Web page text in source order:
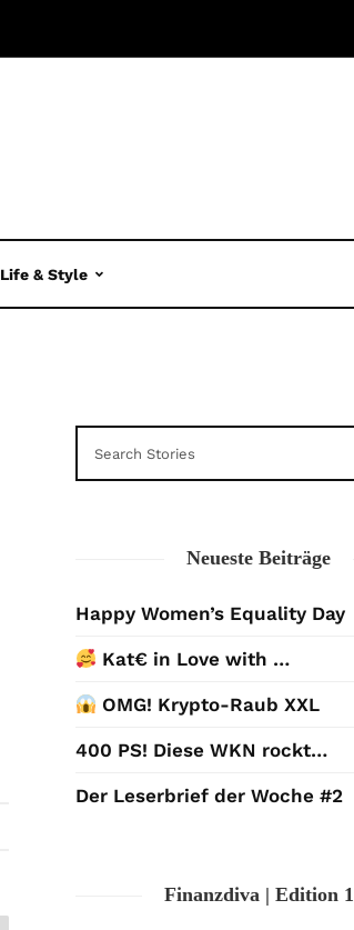
Life & Style
Neueste Beiträge
Happy Women’s Equality Day
Kat€ in Love with …
OMG! Krypto-Raub XXL
400 PS! Diese WKN rockt…
Der Leserbrief der Woche #2
Finanzdiva | Edition 1